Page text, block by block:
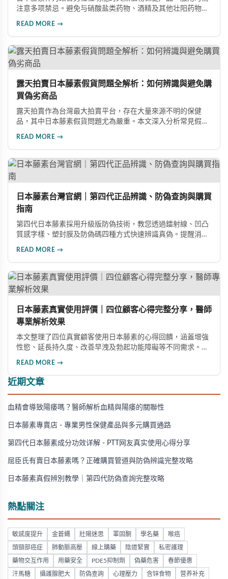
注意多项禁忌。避免与硝酸盐类药物、酒精及其他壮阳药物同
足睡眠等健康生活方式。
READ MORE →
露天拍賣日本藤素假貨問題全解析：如何辨識與避免購
買偽劣商品
露天拍賣作為台灣最大拍賣平台，存在大量來源不明的保健
品，其中日本藤素假貨問題尤為嚴重。本文深入分析常見假貨
READ MORE →
日本藤素台灣官網｜第四代正品辨識、防偽查詢與購買
指南
第四代日本藤素採用升級版防偽技術，教您透過鐳射線、凹凸
質感字樣、塑封膜及防偽碼四種方式快速辨識真偽。提醒消費
READ MORE →
日本藤素真實使用評價｜四位顧客心得完整分享，醫師
專業解析效果
本文整理了四位真實顧客使用日本藤素的心得回饋，涵蓋增強
性慾、延長持久度、改善早洩及勃起功能障礙等不同需求。多
READ MORE →
近期文章
血精會導致陽痿嗎？醫師解析血精與陽痿的關聯性
日本藤素專賣店 - 專業男性保健產品與多元購買通路
第四代日本藤素成分功效详解 - PTT网友真实使用心得分享
屈臣氏有賣日本藤素嗎？正確購買管道與防偽辨識完整攻略
日本藤素真假辨別教學｜第四代防偽查詢完整攻略
熱點關注
敏感度提升 金蒼蠅 壯陽迷思 睪固酮 學名藥 喉癌
頭頸部癌症 肺動脈高壓 線上購藥 陰道緊實 私密護理
藥物交互作用 用藥安全 PDE5抑制劑 偽藥危害 春節優惠
汗馬糖 攝護腺肥大 防偽查詢 心理壓力 含锌食物 营养补充